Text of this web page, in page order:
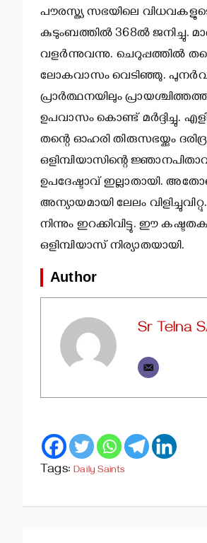
പൗരസ്ത്യ സഭയിലെ
കുടുംബത്തില്‍ 368ല്‍ ജനിച്ചു.
വളര്‍ന്നുവന്നു. ചെറുപ്പത്തില്‍
ലോകവാസം വെടിഞ്ഞു.
പ്രാര്‍ത്ഥനയിലും
ഉപവാസം കൊണ്ട് മര്‍ദ്ദിച്ചു.
തന്റെ ഓഹരി തിരുസഭയ്ക്കും
ഒളിമ്പിയാസിന്റെ
ഉപദേഷ്ടാവ് ഇല്ലാതായി.
അന്യായമായി ലേലം
നിന്നും ഇറക്കിവിട്ടു. ഈ
ഒളിമ്പിയാസ് നിര്യാതയായി.
Author
Sr Telna
Tags: Daily Saints